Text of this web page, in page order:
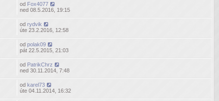
od Fox4077
ned 08.5.2016, 19:15
odrydvik
úte 23.2.2016, 12:58
odpolak09
pát 22.5.2015, 21:03
od PatrikChrz
ned 30.11.2014, 7:48
odkarel73
úte 04.11.2014, 16:32